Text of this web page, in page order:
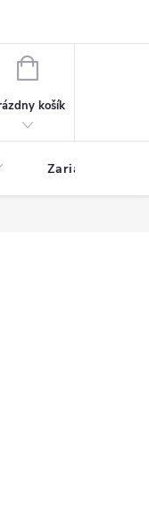
NÁKUPNÝ
košík
Zariadenia na